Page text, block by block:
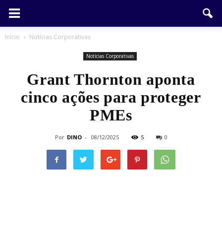
Início Notícias Corporativas
Notícias Corporativas
Grant Thornton aponta
cinco ações para proteger
PMEs
Por DINO - 08/12/2025 5 0